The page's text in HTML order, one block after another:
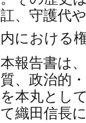
訌、守護代
内における
本報告書は
質、政治的
を本丸とし
て織田信長